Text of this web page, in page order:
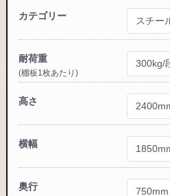
カテゴリー
耐荷重
(棚板1枚あたり)
高さ
横幅
奥行
カートに追加し
スチールラック3台以上の場合、
ます(安心保証付き)